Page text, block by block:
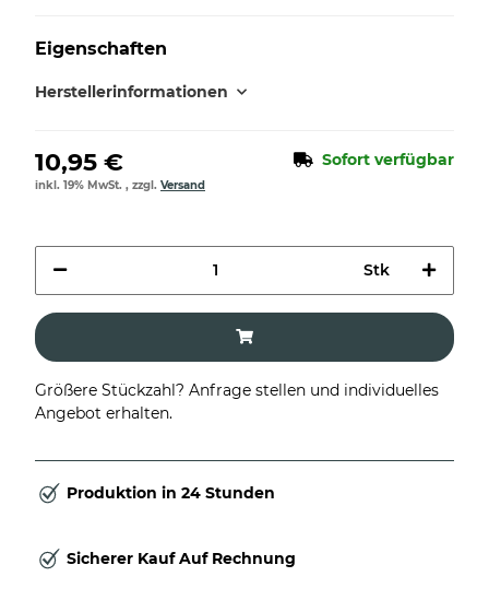
Eigenschaften
Herstellerinformationen
10,95 € Sofort verfügbar
inkl. 19% MwSt. , zzgl. Versand
Stk
Größere Stückzahl? Anfrage stellen und individuelles
Angebot erhalten.
Produktion in 24 Stunden
Sicherer Kauf Auf Rechnung